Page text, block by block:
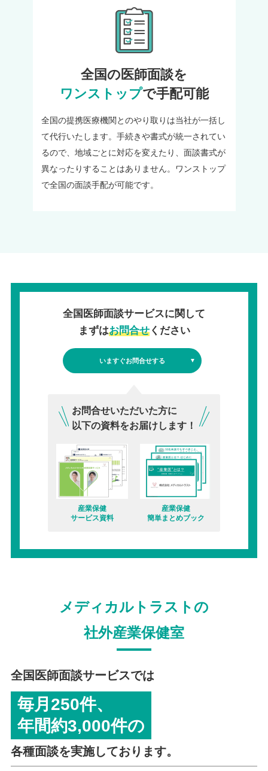
全国の医師面談を
ワンストップで手配可能
全国の提携医療機関とのやり取りは当社が一括し
て代行いたします。手続きや書式が統一されてい
るので、地域ごとに対応を変えたり、面談書式が
異なったりすることはありません。ワンストップ
で全国の面談手配が可能です。
全国医師面談サービスに関して
まずはお問合せください
いますぐお問合せする
お問合せいただいた方に
以下の資料をお届けします！
産業保健
サービス資料
産業保健
簡単まとめブック
メディカルトラストの
社外産業保健室
全国医師面談サービスでは
毎月250件、
年間約3,000件の
各種面談を実施しております。